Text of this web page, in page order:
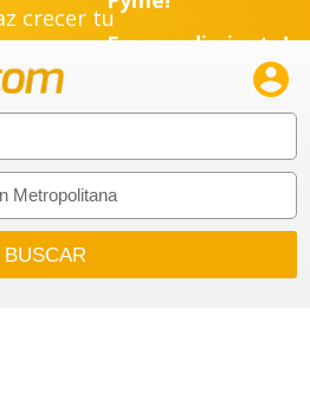
crecer tuPyme!
Emprendimiento!
